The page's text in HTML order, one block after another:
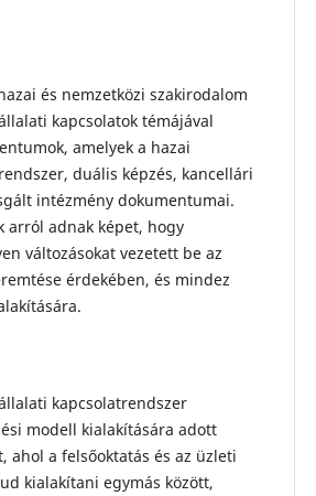
és nemzetközi szakirodalom
kapcsolatok témájával
amelyek a hazai
duális képzés, kancellári
intézmény dokumentumai.
arról adnak képet, hogy
változásokat vezetett be az
érdekében, és mindez
kapcsolatrendszer
modell kialakítására adott
ahol a felsőoktatás és az üzleti
kialakítani egymás között,